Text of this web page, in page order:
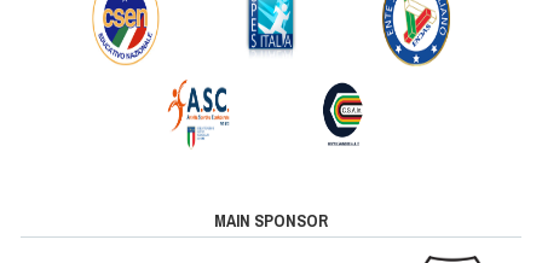
MAIN SPONSOR